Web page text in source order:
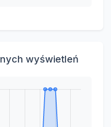
wyświetleń